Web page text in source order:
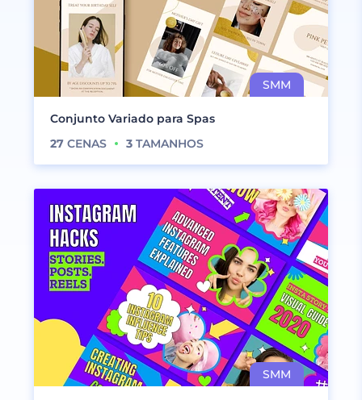
Conjunto Variado para Spas
27 CENAS 3 TAMANHOS